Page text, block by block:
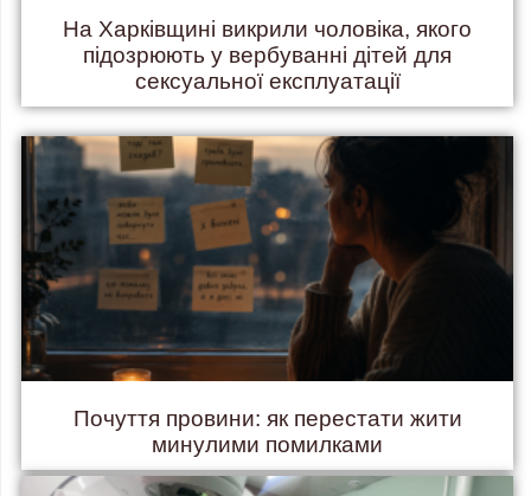
На Харківщині викрили чоловіка, якого
підозрюють у вербуванні дітей для
сексуальної експлуатації
Почуття провини: як перестати жити
минулими помилками